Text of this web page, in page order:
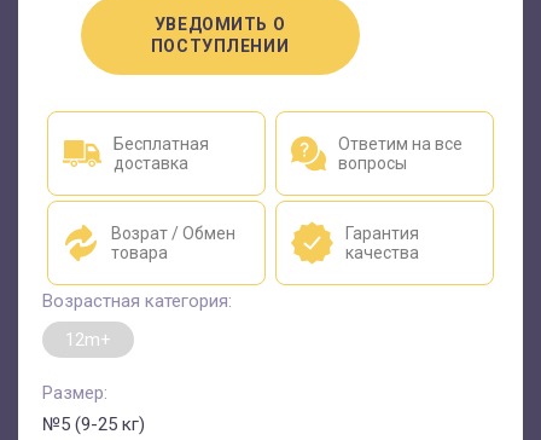
УВЕДОМИТЬ О
ПОСТУПЛЕНИИ
Бесплатная
доставка
Ответим на все
вопросы
Возрат / Обмен
товара
Гарантия
качества
Возрастная категория:
12m+
Размер:
№5 (9-25 кг)